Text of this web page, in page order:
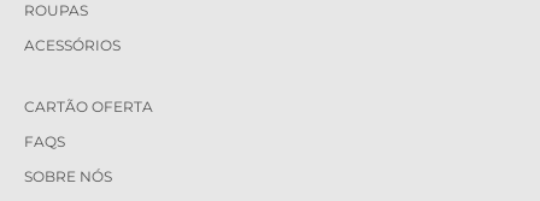
ROUPAS
ACESSÓRIOS
CARTÃO OFERTA
FAQS
SOBRE NÓS